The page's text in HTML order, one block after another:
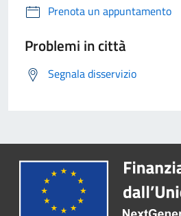
Prenota un appuntamento
Problemi in città
Segnala disservizio